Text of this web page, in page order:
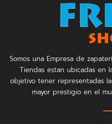
Somos una Empresa de
Tiendas estan ubicadas en
objetivo tener representadas
mayor prestigio en el